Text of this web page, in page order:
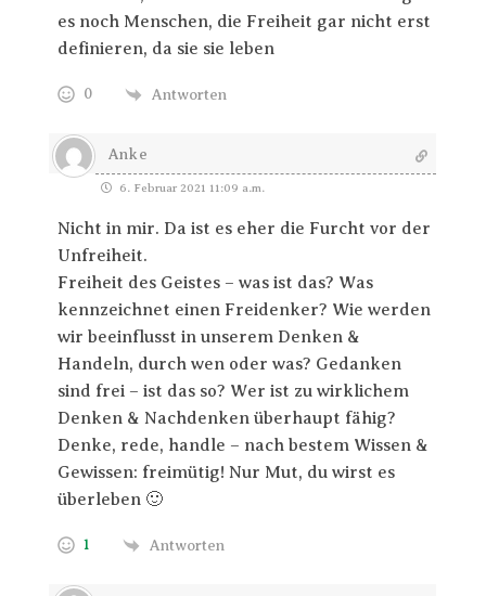
es noch Menschen, die Freiheit gar nicht erst
definieren, da sie sie leben
0 Antworten
Anke
6. Februar 2021 11:09 a.m.
Nicht in mir. Da ist es eher die Furcht vor der
Unfreiheit.
Freiheit des Geistes – was ist das? Was
kennzeichnet einen Freidenker? Wie werden
wir beeinflusst in unserem Denken &
Handeln, durch wen oder was? Gedanken
sind frei – ist das so? Wer ist zu wirklichem
Denken & Nachdenken überhaupt fähig?
Denke, rede, handle – nach bestem Wissen &
Gewissen: freimütig! Nur Mut, du wirst es
überleben 🙂
1 Antworten